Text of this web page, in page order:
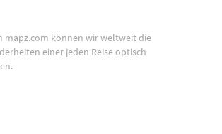
mapz.com können wir weltweit die
einer jeden Reise optisch